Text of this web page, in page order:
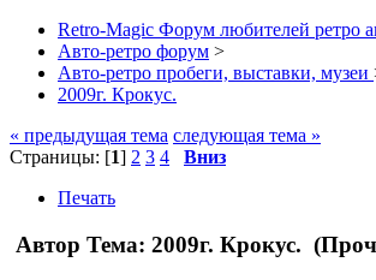
Retro-Magic Форум любителей ретро
Авто-ретро форум >
Авто-ретро пробеги, выставки, музеи
2009г. Крокус.
« предыдущая тема следующая тема »
Страницы: [1] 2 3 4
Вниз
Печать
Автор Тема: 2009г. Крокус.